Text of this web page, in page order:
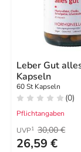
Leber Gut
Kapseln
60 St Kapseln
(0)
Pflichtangaben
UVP1 30,00 €
26,59 €